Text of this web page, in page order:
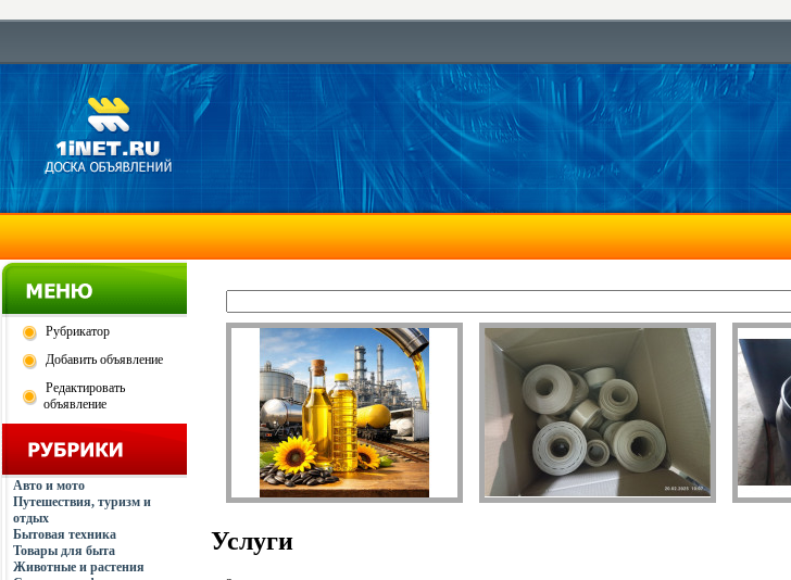
Рубрикатор
Добавить объявление
Редактировать
объявление
Авто и мото
Путешествия, туризм и
отдых
Бытовая техника
Товары для быта
Животные и растения
Услуги